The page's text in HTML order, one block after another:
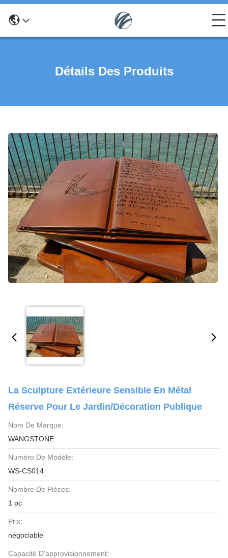
Détails Des Produits
La Sculpture Extérieure Sensible En Métal
Réserve Pour Le Jardin/décoration Publique
Nom De Marque:
WANGSTONE
Numéro De Modèle:
WS-CS014
Nombre De Pièces:
1 pc
Prix:
négociable
Capacité D'approvisionnement: